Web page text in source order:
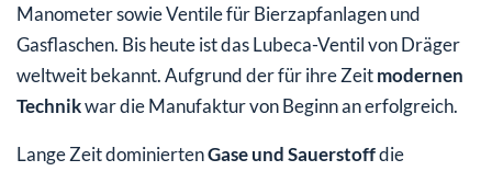
Manometer sowie Ventile für Bierzapfanlagen und
Gasflaschen. Bis heute ist das Lubeca-Ventil von Dräger
weltweit bekannt. Aufgrund der für ihre Zeitmodernen
Technikwar die Manufaktur von Beginn an erfolgreich.
Lange Zeit dominiertenGase und Sauerstoffdie